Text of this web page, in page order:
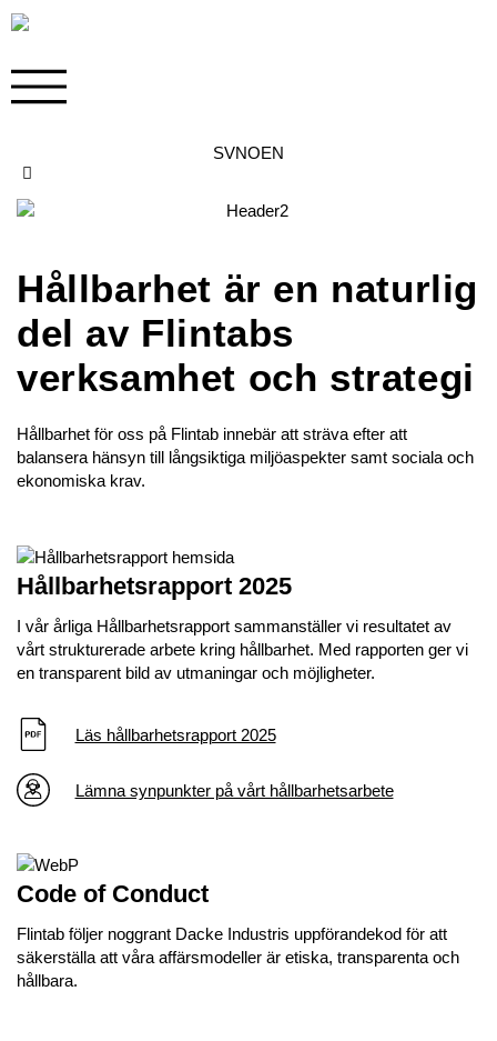
SVNOEN
Hållbarhet är en naturlig
del av Flintabs
verksamhet och strategi
Hållbarhet för oss på Flintab innebär att sträva efter att
balansera hänsyn till långsiktiga miljöaspekter samt sociala och
ekonomiska krav.
Hållbarhetsrapport 2025
I vår årliga Hållbarhetsrapport sammanställer vi resultatet av
vårt strukturerade arbete kring hållbarhet. Med rapporten ger vi
en transparent bild av utmaningar och möjligheter.
Läs hållbarhetsrapport 2025
Lämna synpunkter på vårt hållbarhetsarbete
Code of Conduct
Flintab följer noggrant Dacke Industris uppförandekod för att
säkerställa att våra affärsmodeller är etiska, transparenta och
hållbara.